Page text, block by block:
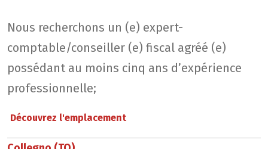
Nous recherchons un (e) expert-
comptable/conseiller (e) fiscal agréé (e)
possédant au moins cinq ans d’expérience
professionnelle;
Découvrez l'emplacement